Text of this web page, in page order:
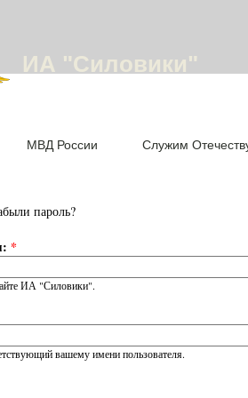
ИА "Силовики"
МВД России Служим
пароль?
*
ИА "Силовики".
вашему имени пользователя.